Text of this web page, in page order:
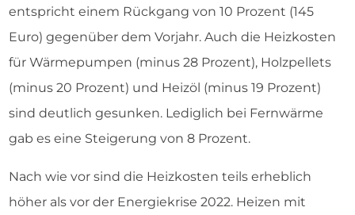
entspricht einem Rückgang von 10 Prozent (145
Euro) gegenüber dem Vorjahr. Auch die Heizkosten
für Wärmepumpen (minus 28 Prozent), Holzpellets
(minus 20 Prozent) und Heizöl (minus 19 Prozent)
sind deutlich gesunken. Lediglich bei Fernwärme
gab es eine Steigerung von 8 Prozent.
Nach wie vor sind die Heizkosten teils erheblich
höher als vor der Energiekrise 2022. Heizen mit